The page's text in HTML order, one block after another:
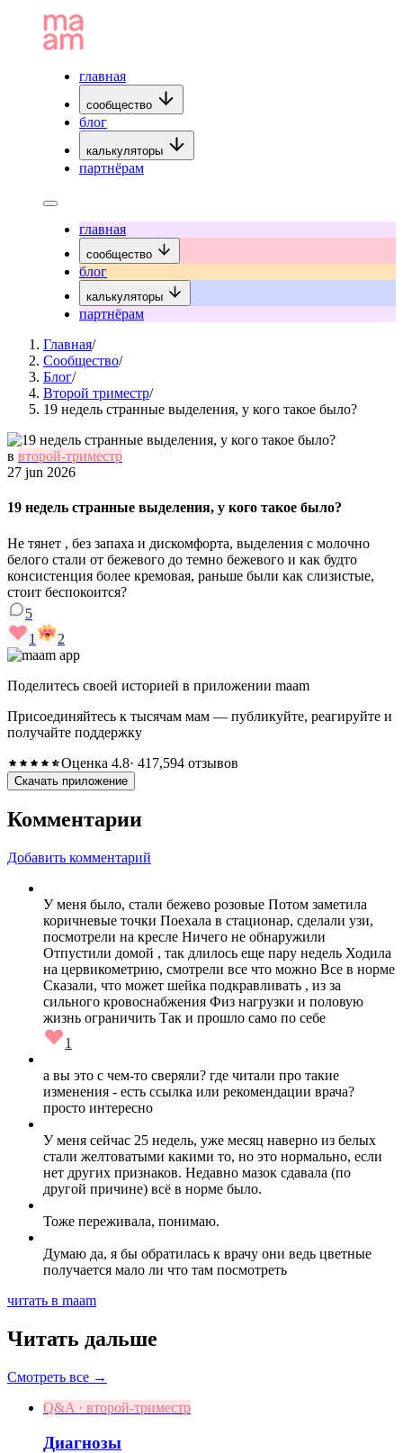
главная
сообщество
блог
калькуляторы
партнёрам
главная
сообщество
блог
калькуляторы
партнёрам
Главная/
Сообщество/
Блог/
Второй триместр/
19 недель странные выделения, у кого такое было?
в второй-триместр
27 jun 2026
19 недель странные выделения, у кого такое было?
Не тянет , без запаха и дискомфорта, выделения с молочно
белого стали от бежевого до темно бежевого и как будто
консистенция более кремовая, раньше были как слизистые,
стоит беспокоится?
5
1
2
Поделитесь своей историей в приложении maam
Присоединяйтесь к тысячам мам — публикуйте, реагируйте и
получайте поддержку
Оценка 4.8· 417,594 отзывов
Скачать приложение
Комментарии
Добавить комментарий
У меня было, стали бежево розовые Потом заметила
коричневые точки Поехала в стационар, сделали узи,
посмотрели на кресле Ничего не обнаружили
Отпустили домой , так длилось еще пару недель Ходила
на цервикометрию, смотрели все что можно Все в норме
Сказали, что может шейка подкравливать , из за
сильного кровоснабжения Физ нагрузки и половую
жизнь ограничить Так и прошло само по себе
1
а вы это с чем-то сверяли? где читали про такие
изменения - есть ссылка или рекомендации врача?
просто интересно
У меня сейчас 25 недель, уже месяц наверно из белых
стали желтоватыми какими то, но это нормально, если
нет других признаков. Недавно мазок сдавала (по
другой причине) всё в норме было.
Тоже переживала, понимаю.
Думаю да, я бы обратилась к врачу они ведь цветные
получается мало ли что там посмотреть
читать в maam
Читать дальше
Смотреть все →
Q&A · второй-триместр
Диагнозы